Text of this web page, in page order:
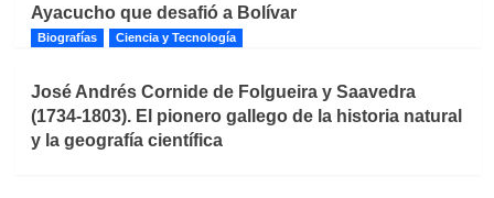
Ayacucho que desafió a Bolívar
Biografías Ciencia y Tecnología
José Andrés Cornide de Folgueira y Saavedra
(1734-1803). El pionero gallego de la historia natural
y la geografía científica